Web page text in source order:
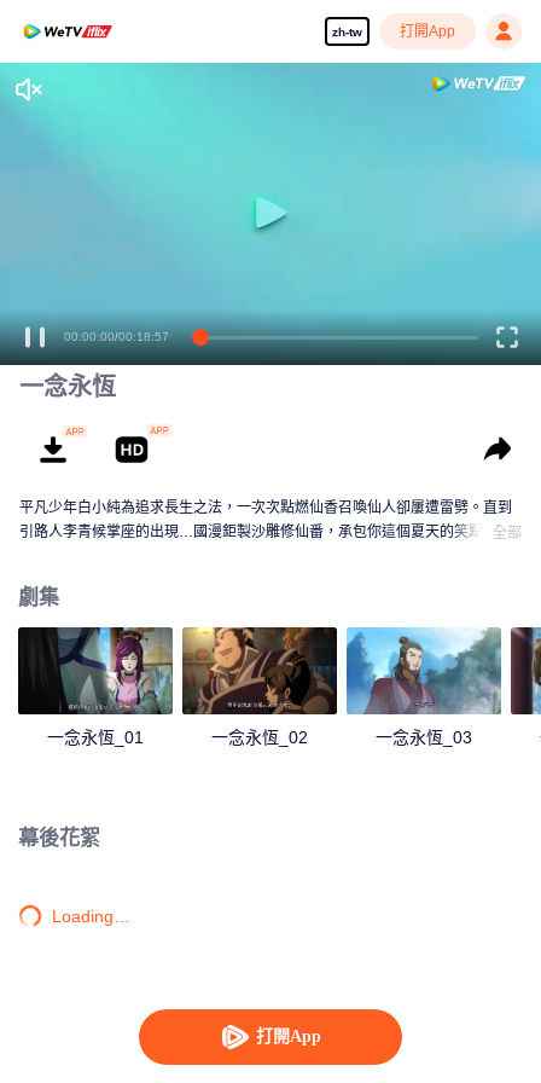
zh-tw 打開App
打開App
00:00:00/00:18:57
一念永恆
平凡少年白小純為追求長生之法，一次次點燃仙香召喚仙人卻屢遭雷劈。直到
引路人李青候掌座的出現…國漫鉅製沙雕修仙番，承包你這個夏天的笑點！全部
劇集
一念永恆_01 一念永恆_02 一念永恆_03
幕後花絮
Loading…